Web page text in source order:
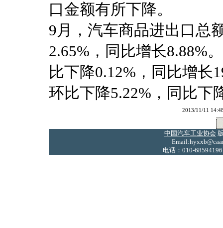
口金额有所下降。
9月，汽车商品进出口总
2.65%，同比增长8.88%
比下降0.12%，同比增长
环比下降5.22%，同比下
2013/11/11
中国汽车工业协会
电话：010-